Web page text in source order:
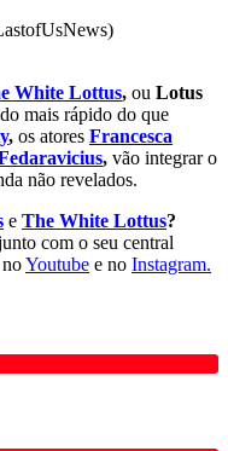
White Lottus, ou Lotus
mais rápido do que
, os atores Francesca
, vão integrar o
não revelados.
e The White Lottus?
com o seu central
Youtube e no Instagram.